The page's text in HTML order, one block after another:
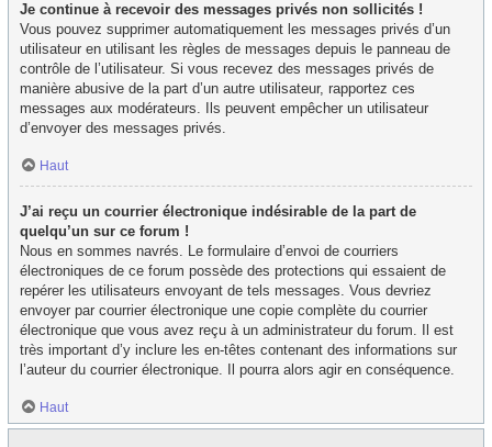
Je continue à recevoir des messages privés non sollicités !
Vous pouvez supprimer automatiquement les messages privés d’un
utilisateur en utilisant les règles de messages depuis le panneau de
contrôle de l’utilisateur. Si vous recevez des messages privés de
manière abusive de la part d’un autre utilisateur, rapportez ces
messages aux modérateurs. Ils peuvent empêcher un utilisateur
d’envoyer des messages privés.
Haut
J’ai reçu un courrier électronique indésirable de la part de
quelqu’un sur ce forum !
Nous en sommes navrés. Le formulaire d’envoi de courriers
électroniques de ce forum possède des protections qui essaient de
repérer les utilisateurs envoyant de tels messages. Vous devriez
envoyer par courrier électronique une copie complète du courrier
électronique que vous avez reçu à un administrateur du forum. Il est
très important d’y inclure les en-têtes contenant des informations sur
l’auteur du courrier électronique. Il pourra alors agir en conséquence.
Haut